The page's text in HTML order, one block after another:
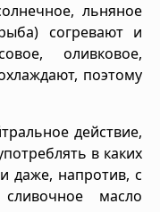
льняное
согревают и
оливковое,
поэтому
действие,
в каких
даже, напротив, с
масло